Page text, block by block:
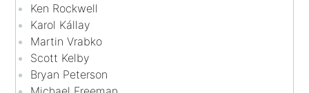
Ken Rockwell
Karol Kállay
Martin Vrabko
Scott Kelby
Bryan Peterson